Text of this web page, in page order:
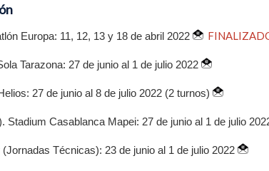
Europa: 11, 12, 13 y 18 de abril 2022
Tarazona: 27 de junio al 1 de julio 2022
27 de junio al 8 de julio 2022 (2 turnos)
Stadium Casablanca Mapei: 27 de junio al 1 de julio
Técnicas): 23 de junio al 1 de julio 2022